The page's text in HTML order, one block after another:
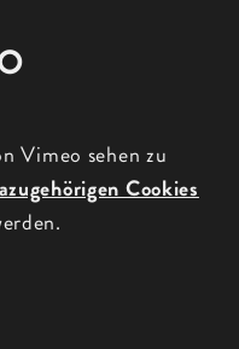
Vimeo sehen zu
Cookies